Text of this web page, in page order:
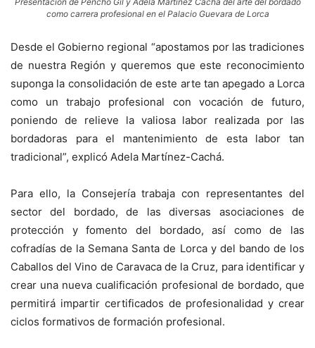
como carrera profesional en el Palacio Guevara de Lorca
Desde el Gobierno regional “apostamos por las tradiciones
de nuestra Región y queremos que este reconocimiento
suponga la consolidación de este arte tan apegado a Lorca
como un trabajo profesional con vocación de futuro,
poniendo de relieve la valiosa labor realizada por las
bordadoras para el mantenimiento de esta labor tan
tradicional”, explicó Adela Martínez-Cachá.
Para ello, la Consejería trabaja con representantes del
sector del bordado, de las diversas asociaciones de
protección y fomento del bordado, así como de las
cofradías de la Semana Santa de Lorca y del bando de los
Caballos del Vino de Caravaca de la Cruz, para identificar y
crear una nueva cualificación profesional de bordado, que
permitirá impartir certificados de profesionalidad y crear
ciclos formativos de formación profesional.